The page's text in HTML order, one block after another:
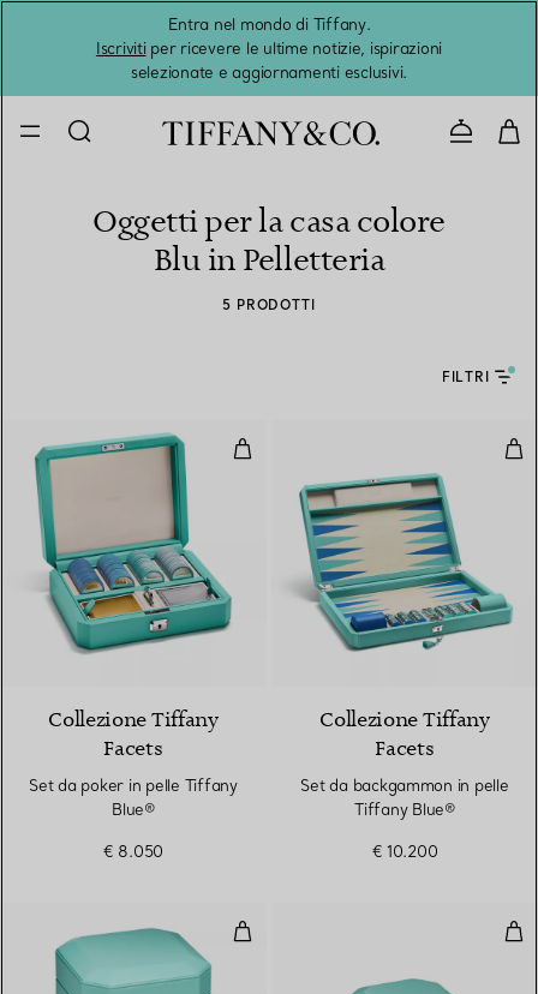
Entra nel mondo di Tiffany.
Iscrivitiper ricevere le ultime notizie, ispirazioni
selezionate e aggiornamenti esclusivi.
Oggetti per la casa colore
Blu in Pelletteria
5 PRODOTTI
FILTRI
Set da poker in pelle Tiffany
Collezione Tiffany
Facets
Set da poker in pelle Tiffany
Blue®
€ 8.050
Collezione Tiffany
Facets
Set da backgammon in pelle
Tiffany Blue®
€ 10.200
Portagioie alto in pelle Tiffany